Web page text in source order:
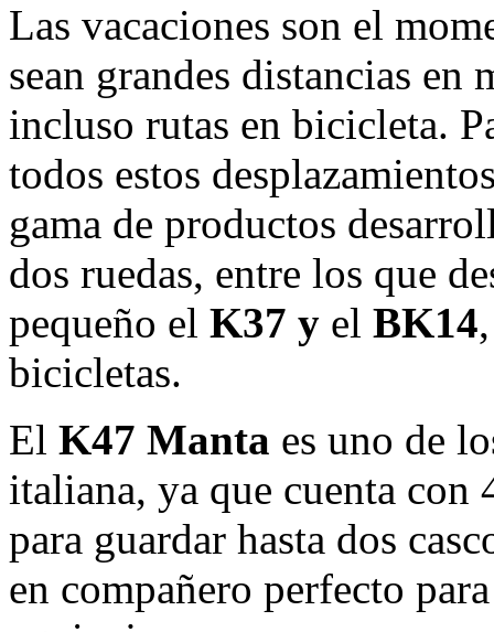
Las vacaciones son el
sean grandes distancias en
incluso rutas en bicicleta.
todos estos
gama de productos
dos ruedas, entre los que
pequeño el K37 y el BK14
bicicletas.
El K47 Manta es uno de
italiana, ya que cuenta con
para guardar hasta dos
en compañero perfecto